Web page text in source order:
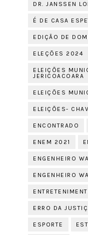
DR. JANSSEN
É DE CASA
EDIÇÃO DE
ELEÇÕES 2024
ELEIÇÕES
JERICOACOARA
ELEIÇÕES
ELEIÇÕES-
ENCONTRADO
ENEM 2021
ENGENHEIRO
ENGENHEIRO
ERRO DA
ESPORTE